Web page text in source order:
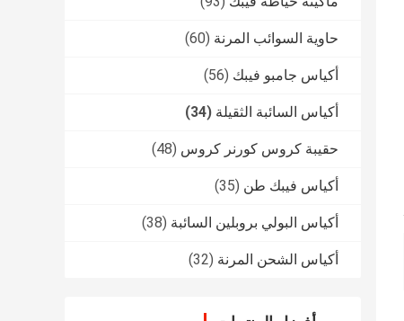
حاوية السوائب المرنة (60)
أكياس جامبو فيبك (56)
أكياس السائبة الثقيلة (34)
حقيبة كروس كورنر كروس (48)
أكياس فيبك طن (35)
أكياس البولي بروبلين السائبة (38)
أكياس الشحن المرنة (32)